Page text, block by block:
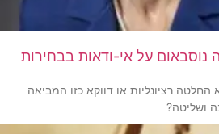
נוסבאום על אי-ודאות בבחירות
רציונליות או דווקא כזו המביאה
ושליטה?